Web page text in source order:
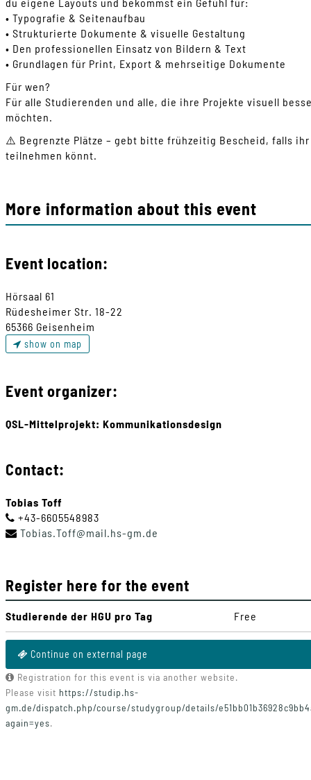
du eigene Layouts und bekommst ein Gefühl für:
• Typografie & Seitenaufbau
• Strukturierte Dokumente & visuelle Gestaltung
• Den professionellen Einsatz von Bildern & Text
• Grundlagen für Print, Export & mehrseitige Dokumente
Für wen?
Für alle Studierenden und alle, die ihre Projekte visuell
möchten.
⚠️ Begrenzte Plätze – gebt bitte frühzeitig Bescheid, falls
teilnehmen könnt.
More information about this event
Event location:
Hörsaal 61
Rüdesheimer Str. 18-22
65366 Geisenheim
show on map
Event organizer:
QSL-Mittelprojekt: Kommunikationsdesign
Contact:
Tobias Toff
+43-6605548983
Tobias.Toff@mail.hs-gm.de
Register here for the event
Studierende der HGU pro Tag Free
Continue on external page
Registration for this event is via another website.
Please visit https://studip.hs-
gm.de/dispatch.php/course/studygroup/details/
again=yes.